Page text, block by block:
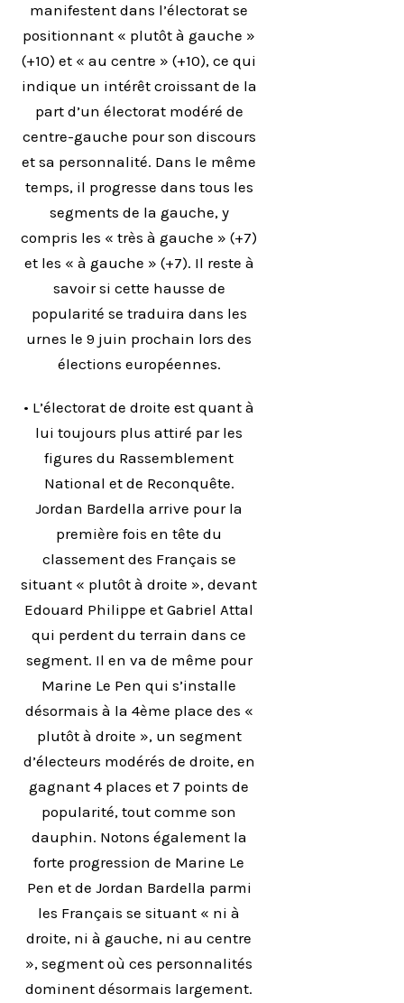
manifestent dans l’électorat se
positionnant « plutôt à gauche »
(+10) et « au centre » (+10), ce qui
indique un intérêt croissant de la
part d’un électorat modéré de
centre-gauche pour son discours
et sa personnalité. Dans le même
temps, il progresse dans tous les
segments de la gauche, y
compris les « très à gauche » (+7)
et les « à gauche » (+7). Il reste à
savoir si cette hausse de
popularité se traduira dans les
urnes le 9 juin prochain lors des
élections européennes.
• L’électorat de droite est quant à
lui toujours plus attiré par les
figures du Rassemblement
National et de Reconquête.
Jordan Bardella arrive pour la
première fois en tête du
classement des Français se
situant « plutôt à droite », devant
Edouard Philippe et Gabriel Attal
qui perdent du terrain dans ce
segment. Il en va de même pour
Marine Le Pen qui s’installe
désormais à la 4ème place des «
plutôt à droite », un segment
d’électeurs modérés de droite, en
gagnant 4 places et 7 points de
popularité, tout comme son
dauphin. Notons également la
forte progression de Marine Le
Pen et de Jordan Bardella parmi
les Français se situant « ni à
droite, ni à gauche, ni au centre
», segment où ces personnalités
dominent désormais largement.